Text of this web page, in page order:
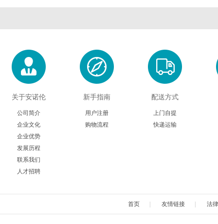
关于安诺伦
公司简介
企业文化
企业优势
发展历程
联系我们
人才招聘
新手指南
用户注册
购物流程
配送方式
上门自提
快递运输
首页 友情链接 法